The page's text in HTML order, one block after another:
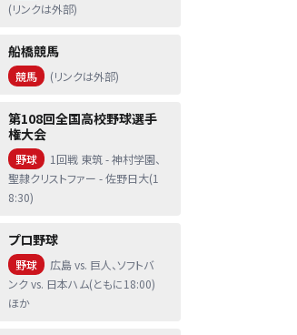
(リンクは外部)
船橋競馬
競馬 (リンクは外部)
第108回全国高校野球選手
権大会
野球
1回戦 東筑 - 神村学園、
聖隷クリストファー - 佐野日大(1
8:30)
プロ野球
野球
広島 vs. 巨人、ソフトバ
ンク vs. 日本ハム(ともに18:00)
ほか